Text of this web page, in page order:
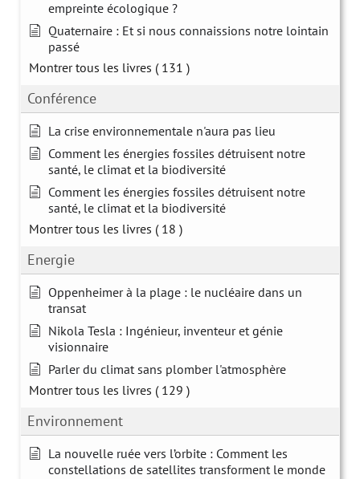
empreinte écologique ?
Quaternaire : Et si nous connaissions notre lointain
passé
Montrer tous les livres ( 131 )
Conférence
La crise environnementale n'aura pas lieu
Comment les énergies fossiles détruisent notre
santé, le climat et la biodiversité
Comment les énergies fossiles détruisent notre
santé, le climat et la biodiversité
Montrer tous les livres ( 18 )
Energie
Oppenheimer à la plage : le nucléaire dans un
transat
Nikola Tesla : Ingénieur, inventeur et génie
visionnaire
Parler du climat sans plomber l'atmosphère
Montrer tous les livres ( 129 )
Environnement
La nouvelle ruée vers l’orbite : Comment les
constellations de satellites transforment le monde